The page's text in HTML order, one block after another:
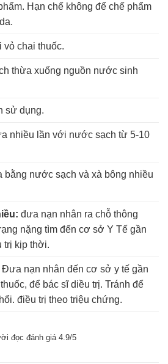
Hạn chế không để chế phẩm
vỏ chai thuốc.
thừa xuống nguồn nước sinh
sử dụng.
nhiều lần với nước sạch từ 5-10
bằng nước sạch và xà bông nhiều
đưa nạn nhân ra chỗ thông
nặng tìm đến cơ sở Y Tế gần
trị kịp thời.
Đưa nạn nhân đến cơ sở y tế gần
để bác sĩ diều trị. Tránh để
điều trị theo triệu chứng.
đọc đánh giá 4.9/5